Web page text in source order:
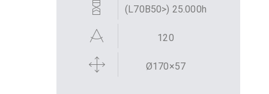
(L70B50>) 25.000h
120
Ø170×57